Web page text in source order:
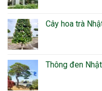
Cây hoa trà
Thông đen